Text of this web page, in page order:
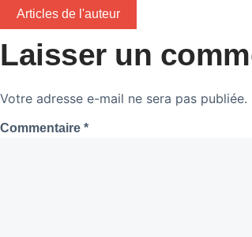
Articles de l'auteur
Laisser un
Votre adresse e-mail ne sera pas publiée.
Commentaire *